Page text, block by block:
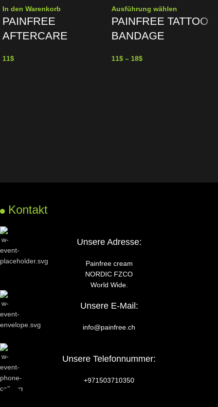
In den Warenkorb
PAINFREE
AFTERCARE
11$
Ausführung wählen
PAINFREE TATTOO
BANDAGE
11$ – 18$
Kontakt
Unsere Adresse:
Painfree cream
NORDIC FZCO
World Wide.
Unsere E-Mail:
info@painfree.ch
Unsere Telefonnummer:
+971503710350